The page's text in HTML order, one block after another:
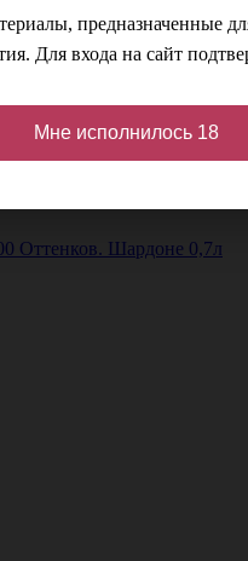
предназначенные
Для входа на сайт
Мне исполнилось 18